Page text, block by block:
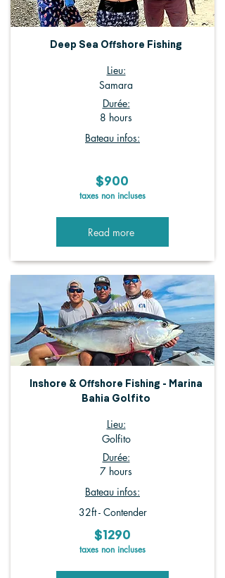
Deep Sea Offshore Fishing
Lieu:
Samara
Durée:
8 hours
Bateau infos:
$900
taxes non incluses
Read more
Inshore & Offshore Fishing - Marina
Bahia Golfito
Lieu:
Golfito
Durée:
7 hours
Bateau infos:
32ft - Contender
$1290
taxes non incluses